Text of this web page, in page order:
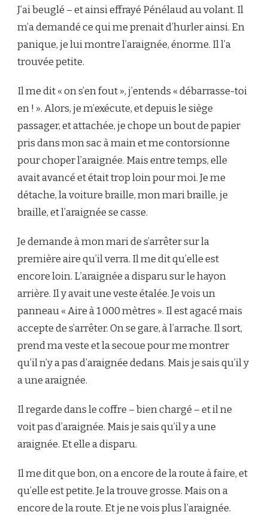
J’ai beuglé – et ainsi effrayé Pénélaud au volant. Il
m’a demandé ce qui me prenait d’hurler ainsi. En
panique, je lui montre l’araignée, énorme. Il l’a
trouvée petite.
Il me dit « on s’en fout », j’entends « débarrasse-toi
en ! ». Alors, je m’exécute, et depuis le siège
passager, et attachée, je chope un bout de papier
pris dans mon sac à main et me contorsionne
pour choper l’araignée. Mais entre temps, elle
avait avancé et était trop loin pour moi. Je me
détache, la voiture braille, mon mari braille, je
braille, et l’araignée se casse.
Je demande à mon mari de s’arrêter sur la
première aire qu’il verra. Il me dit qu’elle est
encore loin. L’araignée a disparu sur le hayon
arrière. Il y avait une veste étalée. Je vois un
panneau « Aire à 1 000 mètres ». Il est agacé mais
accepte de s’arrêter. On se gare, à l’arrache. Il sort,
prend ma veste et la secoue pour me montrer
qu’il n’y a pas d’araignée dedans. Mais je sais qu’il y
a une araignée.
Il regarde dans le coffre – bien chargé – et il ne
voit pas d’araignée. Mais je sais qu’il y a une
araignée. Et elle a disparu.
Il me dit que bon, on a encore de la route à faire, et
qu’elle est petite. Je la trouve grosse. Mais on a
encore de la route. Et je ne vois plus l’araignée.